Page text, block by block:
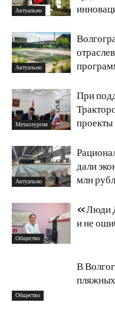
Актуально
Актуально
Металлургия
При
проекты
Актуально
дали
млн
Общество
«Люди
и не
Общество
В